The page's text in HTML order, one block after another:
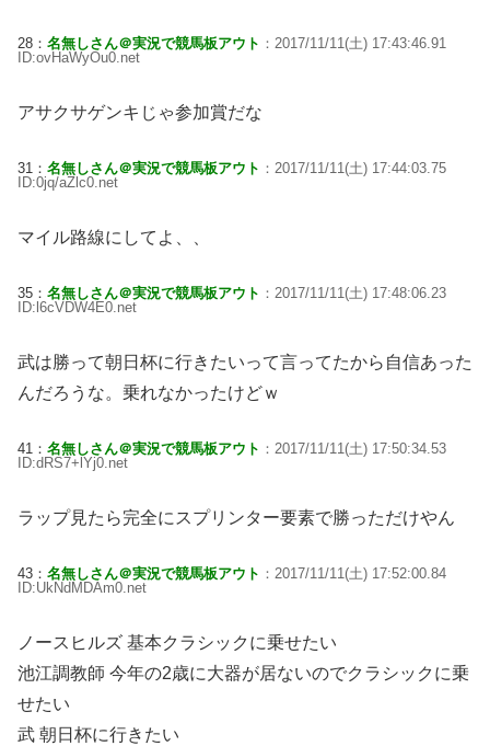
28： 名無しさん＠実況で競馬板アウト ：2017/11/11(土) 17:43:46.91
ID:ovHaWyOu0.net
アサクサゲンキじゃ参加賞だな
31： 名無しさん＠実況で競馬板アウト ：2017/11/11(土) 17:44:03.75
ID:0jq/aZlc0.net
マイル路線にしてよ、、
35： 名無しさん＠実況で競馬板アウト ：2017/11/11(土) 17:48:06.23
ID:l6cVDW4E0.net
武は勝って朝日杯に行きたいって言ってたから自信あった
んだろうな。乗れなかったけどｗ
41： 名無しさん＠実況で競馬板アウト ：2017/11/11(土) 17:50:34.53
ID:dRS7+lYj0.net
ラップ見たら完全にスプリンター要素で勝っただけやん
43： 名無しさん＠実況で競馬板アウト ：2017/11/11(土) 17:52:00.84
ID:UkNdMDAm0.net
ノースヒルズ 基本クラシックに乗せたい
池江調教師 今年の2歳に大器が居ないのでクラシックに乗
せたい
武 朝日杯に行きたい